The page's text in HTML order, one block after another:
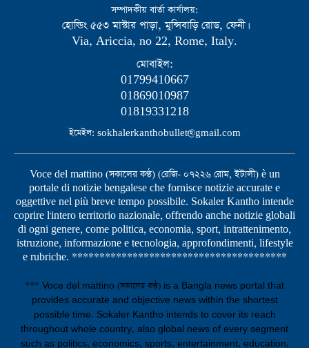
সম্পাদকীয় বার্তা কার্যালয়:
হোল্ডিং ৫৫৩ মাস্টার পাড়া, মুন্সিবাড়ি রোড, ফেনী।
Via, Ariccia, no 22, Rome, Italy.
মোবাইল:
01799410667
01869010987
01819331218
ইমেইল: sokhalerkanthobullet@gmail.com
Voce del mattino (সকালের কণ্ঠ) (রেজি- ০৭২২৬ রোম, ইটালী) è un
portale di notizie bengalese che fornisce notizie accurate e
oggettive nel più breve tempo possibile. Sokaler Kantho intende
coprire l'intero territorio nazionale, offrendo anche notizie globali
di ogni genere, come politica, economia, sport, intrattenimento,
istruzione, informazione e tecnologia, approfondimenti, lifestyle
e rubriche. ***************************************
*** Voce del mattino (সকালের কণ্ঠ) is a Bangla news portal that
provides accurate and objective news within the shortest
possible time. Sokaler Kantho intends to cover its reach
throughout whole country, also global news of every segment
such as politics, economics, sports, entertainment, education,